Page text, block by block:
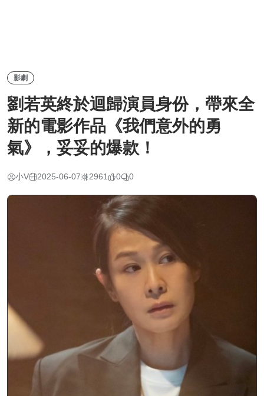
影劇
劉若英終於迴歸演員身份，帶來全
新的電影作品《我們意外的勇
氣》，妥妥的爆款！
小V 2025-06-07 2961 0 0